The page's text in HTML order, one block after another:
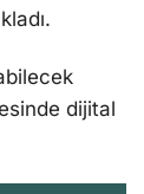
dijital